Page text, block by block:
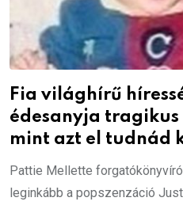
Fia világhírű
édesanyja
mint azt el tudnád
Pattie Mellette
leginkább a popszenzáció